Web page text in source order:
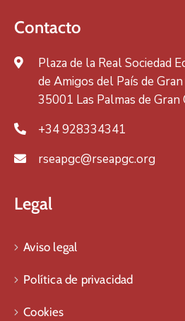
Contacto
Plaza de la Real Sociedad
de Amigos del País de Gran
35001 Las Palmas de Gran
+34 928334341
rseapgc@rseapgc.org
Legal
Aviso legal
Política de privacidad
Cookies